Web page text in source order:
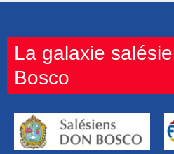
La galaxie
Bosco